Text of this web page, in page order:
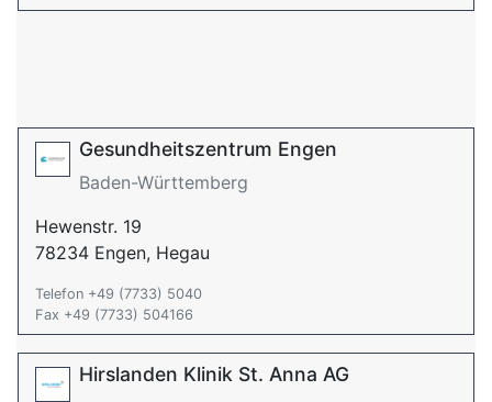
Gesundheitszentrum Engen
Baden-Württemberg
Hewenstr. 19
78234 Engen, Hegau
Telefon +49 (7733) 5040
Fax +49 (7733) 504166
Hirslanden Klinik St. Anna AG